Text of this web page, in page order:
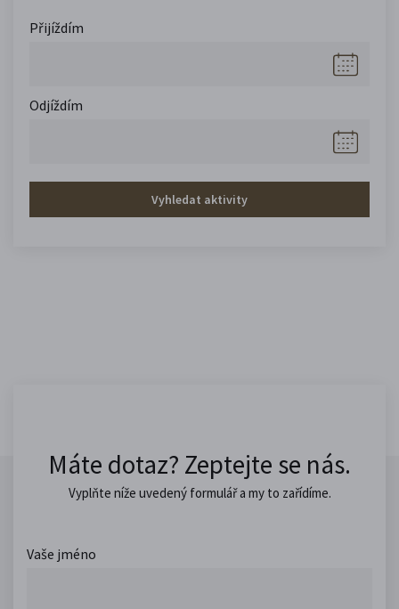
Přijíždím
Odjíždím
Vyhledat aktivity
Máte dotaz? Zeptejte se nás.
Vyplňte níže uvedený formulář a my to zařídíme.
Vaše jméno